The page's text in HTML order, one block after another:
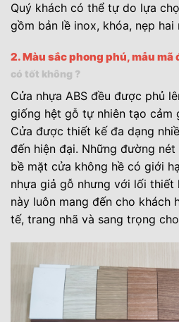
Quý khách có thể tự do lựa
gồm bản lề inox, khóa, nẹp
2. Màu sắc phong phú, mẫu mã
có tốt không ?
Cửa nhựa ABS đều được phủ
giống hệt gỗ tự nhiên tạo cảm
Cửa được thiết kế đa dạng
đến hiện đại. Những đường
bề mặt cửa không hề có giới
nhựa giả gỗ nhưng với lối thiết
này luôn mang đến cho khách
tế, trang nhã và sang trọng